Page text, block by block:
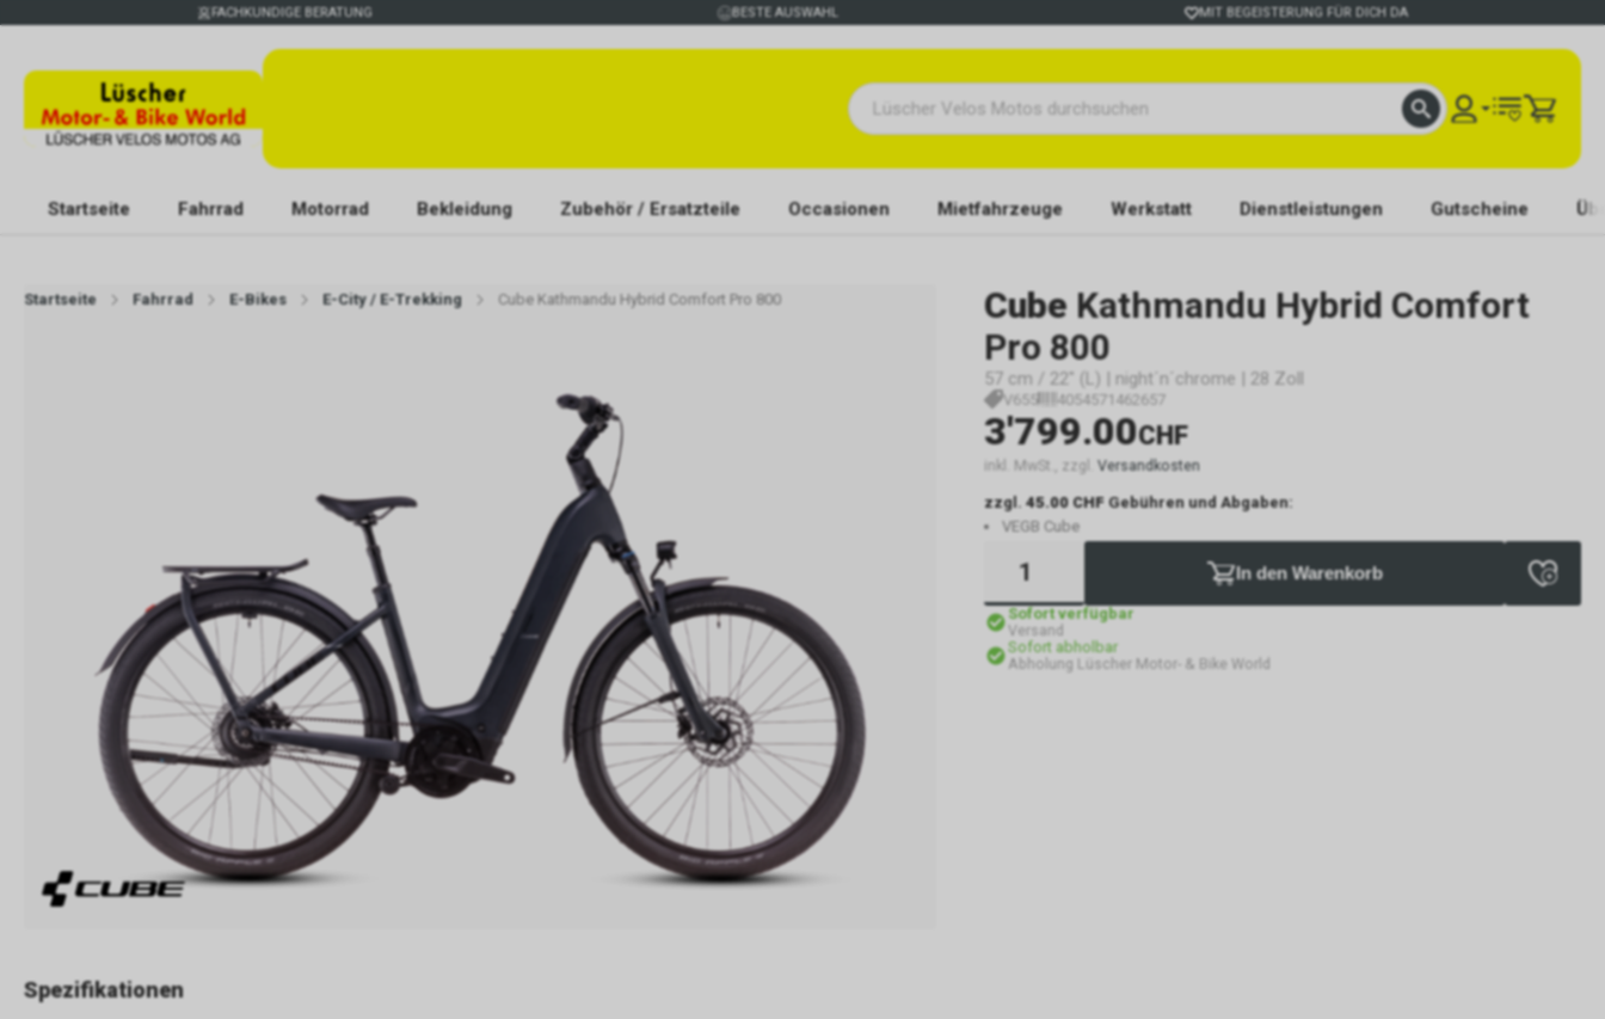
FACHKUNDIGE BERATUNG BESTE AUSWAHL MIT BEGEISTERUNG FÜR DICH DA
Startseite Fahrrad Motorrad Bekleidung Zubehör / Ersatzteile Occasionen Mietfahrzeuge Werkstatt Dienstleistungen Gutscheine
Startseite Fahrrad E-Bikes E-City / E-Trekking Cube Kathmandu Hybrid Comfort Pro 800 Cube Kathmandu Hybrid Comfort
Pro 800
57 cm / 22" (L) | night´n´chrome | 28 Zoll
V655 4054571462657
3'799.00CHF
inkl. MwSt., zzgl. Versandkosten
zzgl.45.00 CHF Gebühren und Abgaben:
VEGB Cube
In den Warenkorb
Sofort verfügbar
Versand
Sofort abholbar
Abholung Lüscher Motor- & Bike World
Spezifikationen